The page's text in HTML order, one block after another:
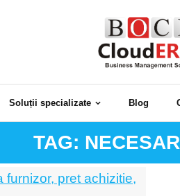
Soluții specializate Blog
TAG: